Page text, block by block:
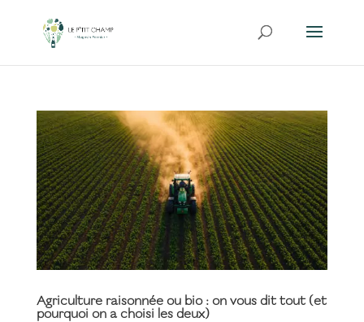
Agriculture raisonnée ou bio : on vous dit tout (et
pourquoi on a choisi les deux)